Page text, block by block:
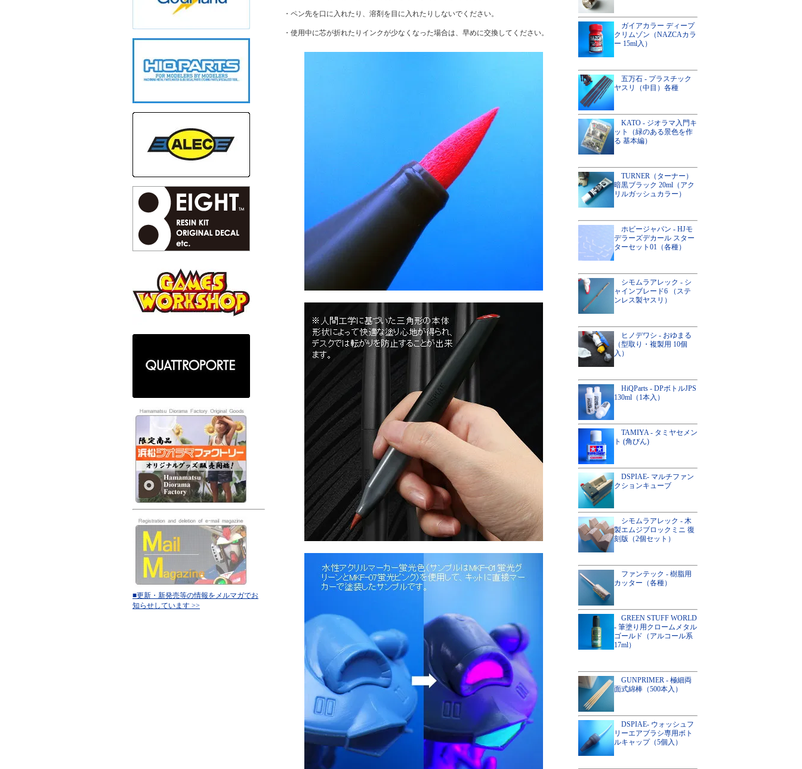
■更新・新発売等の情報をメルマガでお
知らせしています >>
・ペン先を口に入れたり、溶剤を目に入れたりしないでください。
・使用中に芯が折れたりインクが少なくなった場合は、早めに交換してください。
ガイアカラー ディープ
クリムゾン（NAZCAカラ
ー 15ml入）
五万石 - プラスチック
ヤスリ（中目）各種
KATO - ジオラマ入門キ
ット（緑のある景色を作
る 基本編）
TURNER（ターナー）
暗黒ブラック 20ml（アク
リルガッシュカラー）
ホビージャパン - HJモ
デラーズデカール スター
ターセット01（各種）
シモムラアレック - シ
ャインブレード6 （ステ
ンレス製ヤスリ）
ヒノデワシ - おゆまる
（型取り・複製用 10個
入）
HiQParts - DPボトルJPS
130ml（1本入）
TAMIYA - タミヤセメン
ト (角びん)
DSPIAE- マルチファン
クションキューブ
シモムラアレック - 木
製エムジブロックミニ 復
刻版（2個セット）
ファンテック - 樹脂用
カッター（各種）
GREEN STUFF WORLD
- 筆塗り用クロームメタル
ゴールド（アルコール系
17ml）
GUNPRIMER - 極細両
面式綿棒（500本入）
DSPIAE- ウォッシュフ
リーエアブラシ専用ボト
ルキャップ（5個入）